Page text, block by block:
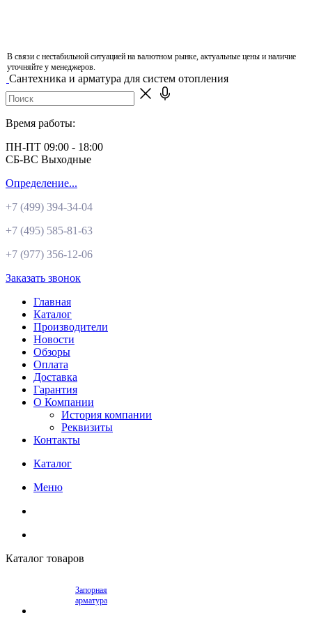
В связи с нестабильной ситуацией на валютном рынке, актуальные цены и наличие
уточняйте у менеджеров.
Сантехника и арматура для систем отопления
Время работы:
ПН-ПТ 09:00 - 18:00
СБ-ВС Выходные
Определение...
+7 (499) 394-34-04
+7 (495) 585-81-63
+7 (977) 356-12-06
Заказать звонок
Главная
Каталог
Производители
Новости
Обзоры
Оплата
Доставка
Гарантия
О Компании
История компании
Реквизиты
Контакты
Каталог
Меню
Каталог товаров
Запорная
арматура